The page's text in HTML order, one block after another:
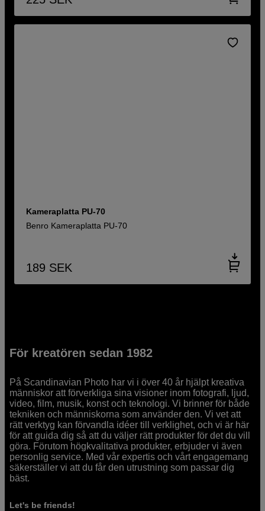
Kameraplatta PU-70
Benro Kameraplatta PU-70
189 SEK
För kreatören sedan 1982
På Scandinavian Photo har vi i över 40 år hjälpt kreativa
människor att förverkliga sina visioner inom fotografi, ljud,
video, film, musik, konst och teknologi. Vi brinner för både
tekniken och människorna som använder den. Vi vet att
rätt verktyg kan förvandla idéer till verklighet, och vi är här
för att guida dig så att du väljer rätt produkter för det du vill
göra. Förutom högkvalitativa produkter, erbjuder vi även
personlig service. Med vår expertis och vårt engagemang
säkerställer vi att du får den utrustning som passar dig
bäst.
Let's be friends!